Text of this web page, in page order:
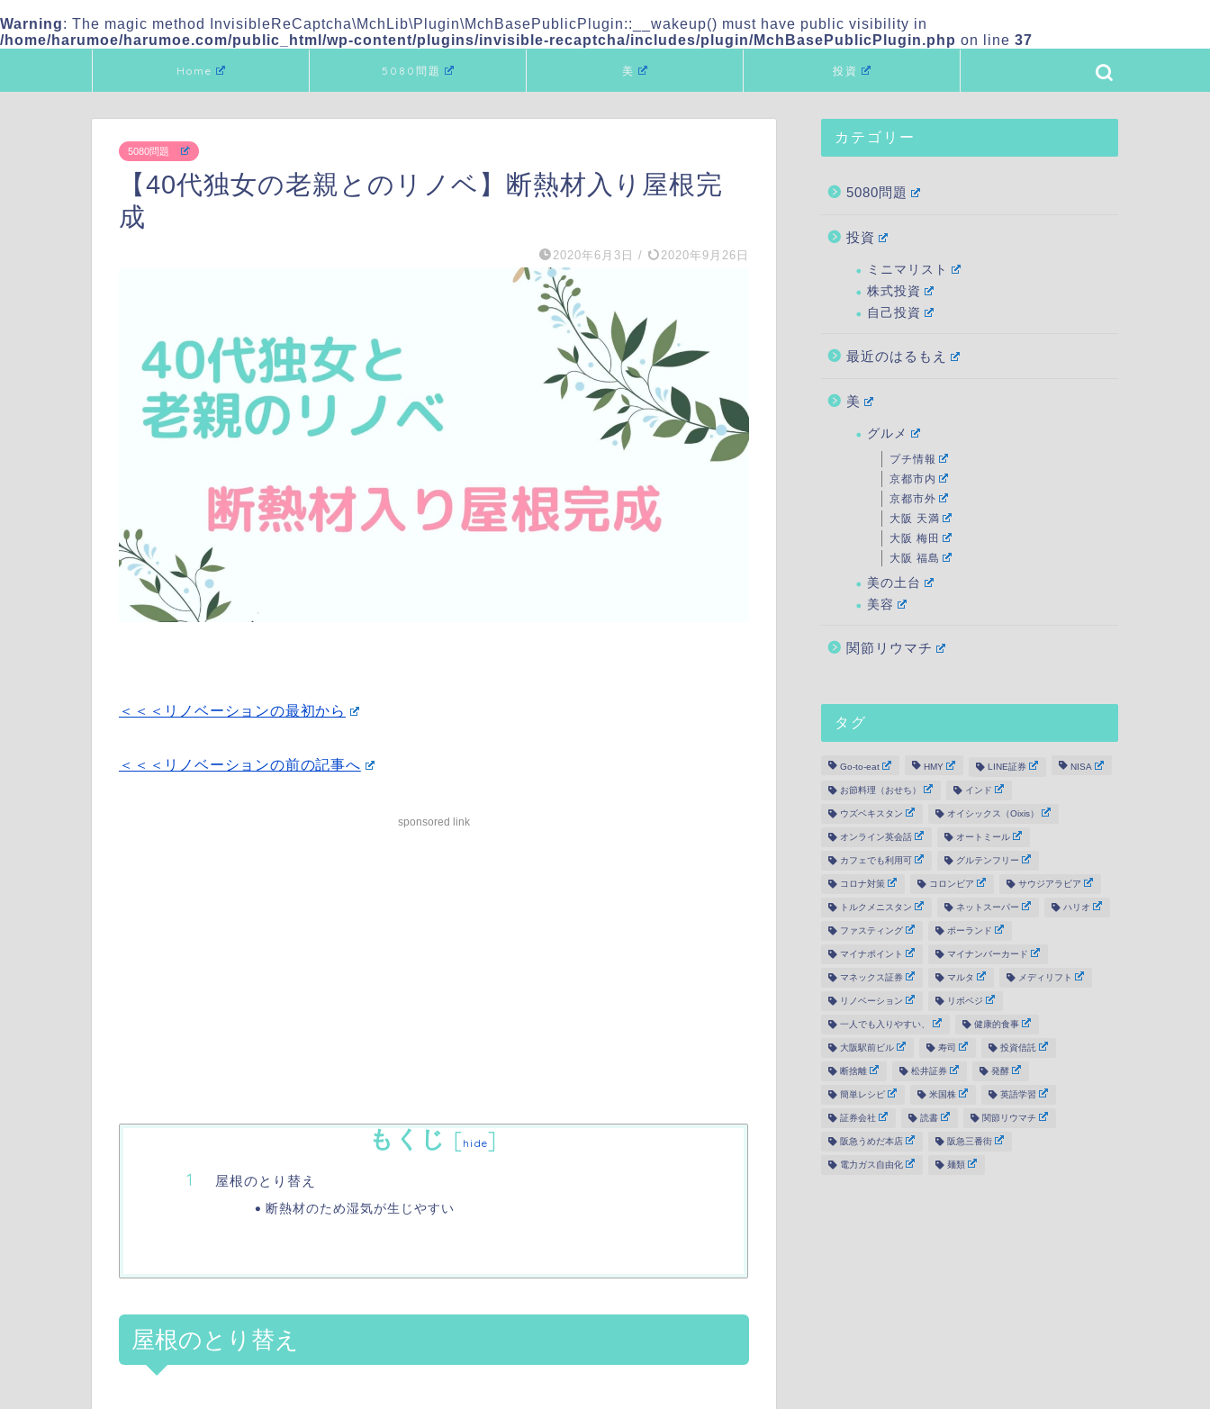
Warning: The magic method InvisibleReCaptcha\MchLib\Plugin\MchBasePublicPlugin::__wakeup() must have public visibility in
/home/harumoe/harumoe.com/public_html/wp-content/plugins/invisible-recaptcha/includes/plugin/MchBasePublicPlugin.php on line 37
Home 5080問題 美 投資
5080問題
【40代独女の老親とのリノベ】断熱材入り屋根完
成
2020年6月3日 / 2020年9月26日
＜＜＜リノベーションの最初から
＜＜＜リノベーションの前の記事へ
sponsored link
もくじ [hide]
屋根のとり替え
断熱材のため湿気が生じやすい
屋根のとり替え
カテゴリー
5080問題
投資
ミニマリスト
株式投資
自己投資
最近のはるもえ
美
グルメ
プチ情報
京都市内
京都市外
大阪 天満
大阪 梅田
大阪 福島
美の土台
美容
関節リウマチ
タグ
Go-to-eat HMY LINE証券 NISA
お節料理（おせち） インド
ウズベキスタン オイシックス（Oixis）
オンライン英会話 オートミール
カフェでも利用可 グルテンフリー
コロナ対策 コロンビア サウジアラビア
トルクメニスタン ネットスーパー ハリオ
ファスティング ポーランド
マイナポイント マイナンバーカード
マネックス証券 マルタ メディリフト
リノベーション リボベジ
一人でも入りやすい、 健康的食事
大阪駅前ビル 寿司 投資信託
断捨離 松井証券 発酵
簡単レシピ 米国株 英語学習
証券会社 読書 関節リウマチ
阪急うめだ本店 阪急三番街
電力ガス自由化 麺類